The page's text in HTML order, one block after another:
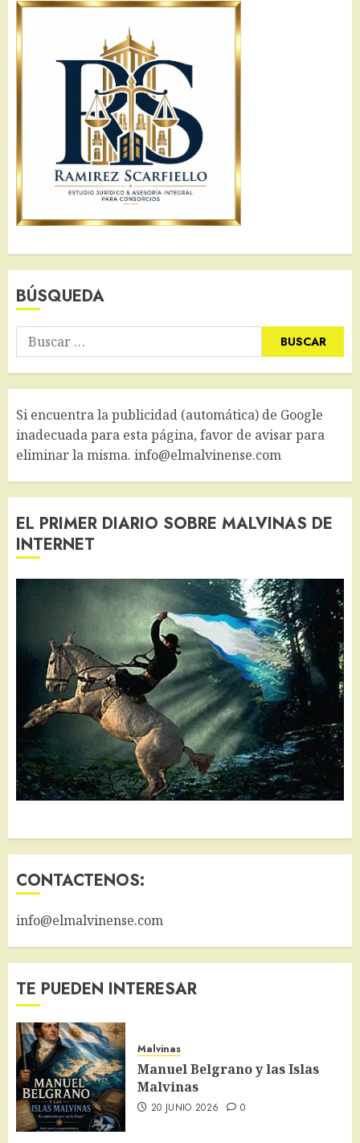
BÚSQUEDA
Buscar:
Si encuentra la publicidad (automática) de Google
inadecuada para esta página, favor de avisar para
eliminar la misma. info@elmalvinense.com
EL PRIMER DIARIO SOBRE MALVINAS DE
INTERNET
CONTACTENOS:
info@elmalvinense.com
TE PUEDEN INTERESAR
Malvinas
Manuel Belgrano y las Islas
Malvinas
20 JUNIO 2026 0